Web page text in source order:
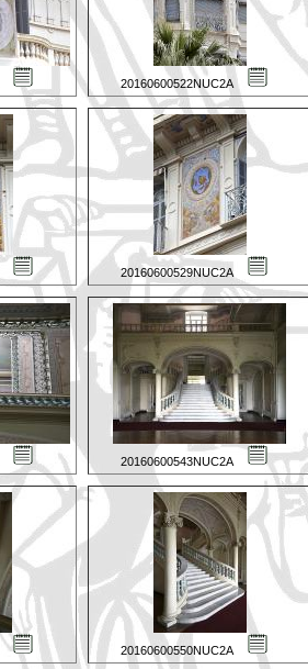
20160600522NUC2A
20160600529NUC2A
20160600543NUC2A
20160600550NUC2A